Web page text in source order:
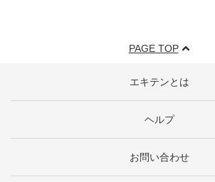
PAGE TOP
エキテンとは
ヘルプ
お問い合わせ